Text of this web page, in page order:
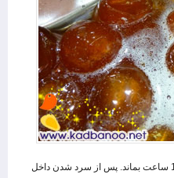
مربا را از روی حرارت برداشته و بگذارید 8-12 ساعت بماند. پس از سرد شدن داخل